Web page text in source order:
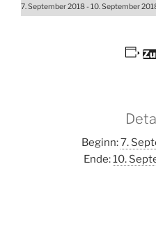
7. September 2018-10. September
Beginn:7.
Ende:10.